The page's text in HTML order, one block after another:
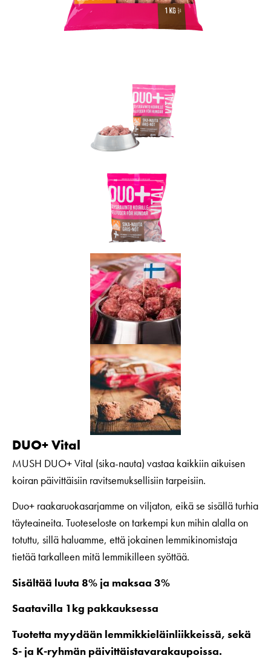
DUO+ Vital
MUSH DUO+ Vital (sika-nauta) vastaa kaikkiin aikuisen
koiran päivittäisiin ravitsemuksellisiin tarpeisiin.
Duo+ raakaruokasarjamme on viljaton, eikä se sisällä turhia
täyteaineita. Tuoteseloste on tarkempi kun mihin alalla on
totuttu, sillä haluamme, että jokainen lemmikinomistaja
tietää tarkalleen mitä lemmikilleen syöttää.
Sisältää luuta 8% ja maksaa 3%
Saatavilla 1kg pakkauksessa
Tuotetta myydään lemmikkieläinliikkeissä, sekä
S- ja K-ryhmän päivittäistavarakaupoissa.